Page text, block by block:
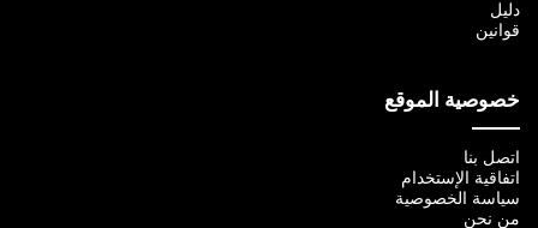
دليل
قوانين
خصوصية الموقع
اتصل بنا
اتفاقية الإستخدام
سياسة الخصوصية
من نحن